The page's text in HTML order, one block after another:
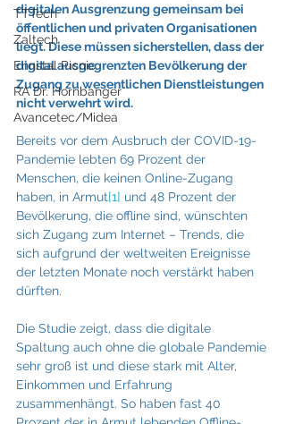
TTTech
Zaltech
Ennstal Picnic
RA Dr. Hornbanger
Avancetec/Midea
digitalen Ausgrenzung gemeinsam bei
öffentlichen und privaten Organisationen
liegt. Diese müssen sicherstellen, dass der
digital ausgegrenzten Bevölkerung der
Zugang zu wesentlichen Dienstleistungen
nicht verwehrt wird.
Bereits vor dem Ausbruch der COVID-19-
Pandemie lebten 69 Prozent der
Menschen, die keinen Online-Zugang
haben, in Armut[1] und 48 Prozent der
Bevölkerung, die offline sind, wünschten
sich Zugang zum Internet – Trends, die
sich aufgrund der weltweiten Ereignisse
der letzten Monate noch verstärkt haben
dürften.
Die Studie zeigt, dass die digitale
Spaltung auch ohne die globale Pandemie
sehr groß ist und diese stark mit Alter,
Einkommen und Erfahrung
zusammenhängt. So haben fast 40